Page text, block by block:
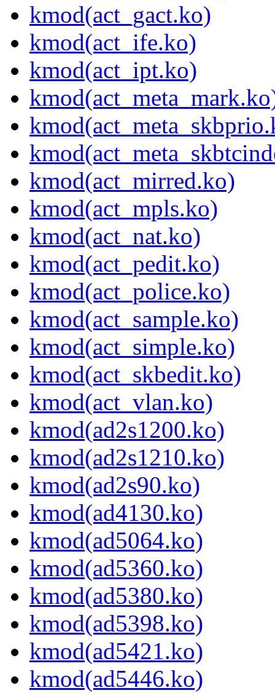
kmod(act_gact.ko)
kmod(act_ife.ko)
kmod(act_ipt.ko)
kmod(act_mirred.ko)
kmod(act_mpls.ko)
kmod(act_nat.ko)
kmod(act_pedit.ko)
kmod(act_police.ko)
kmod(act_sample.ko)
kmod(act_simple.ko)
kmod(act_skbedit.ko)
kmod(act_vlan.ko)
kmod(ad2s1200.ko)
kmod(ad2s1210.ko)
kmod(ad2s90.ko)
kmod(ad4130.ko)
kmod(ad5064.ko)
kmod(ad5360.ko)
kmod(ad5380.ko)
kmod(ad5398.ko)
kmod(ad5421.ko)
kmod(ad5446.ko)